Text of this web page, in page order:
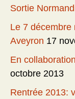
Sortie
Le 7 décembre
Aveyron 17
En
octobre 2013
Rentrée 2013: